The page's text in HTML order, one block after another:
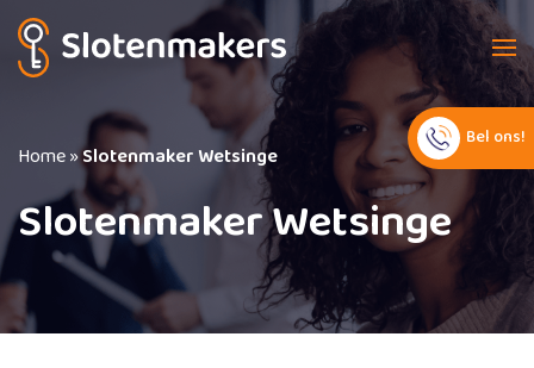
Home»Slotenmaker Wetsinge
Slotenmaker Wetsinge
Bel ons!